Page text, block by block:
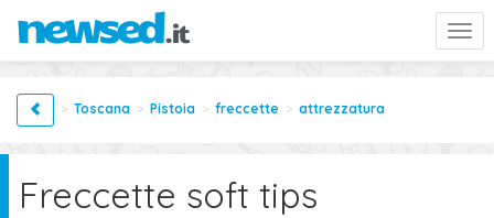
Toscana Pistoia freccette attrezzatura
Freccette soft tips